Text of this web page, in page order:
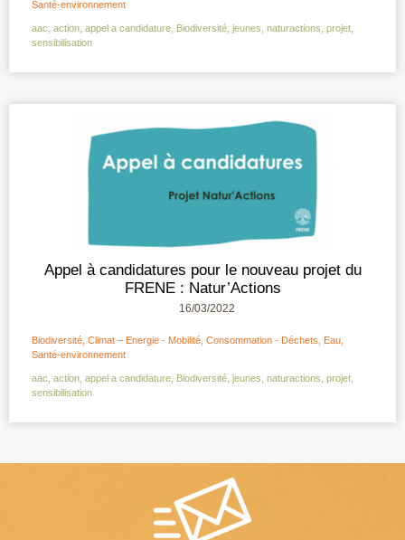
Santé-environnement
aac action appel a candidature Biodiversité jeunes naturactions projet
sensibilisation
Appel à candidatures pour le nouveau projet du
FRENE : Natur’Actions
16/03/2022
Biodiversité Climat – Energie - Mobilité Consommation - Déchets Eau
Santé-environnement
aac action appel a candidature Biodiversité jeunes naturactions projet
sensibilisation